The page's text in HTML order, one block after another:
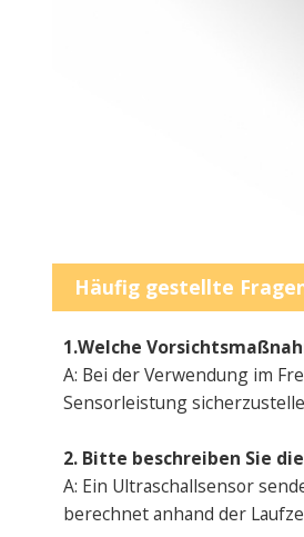
Häufig gestellte
1.Welche
A: Bei der Verwendung im
Sensorleistung
2. Bitte beschreiben Sie
A: Ein Ultraschallsensor
berechnet anhand der